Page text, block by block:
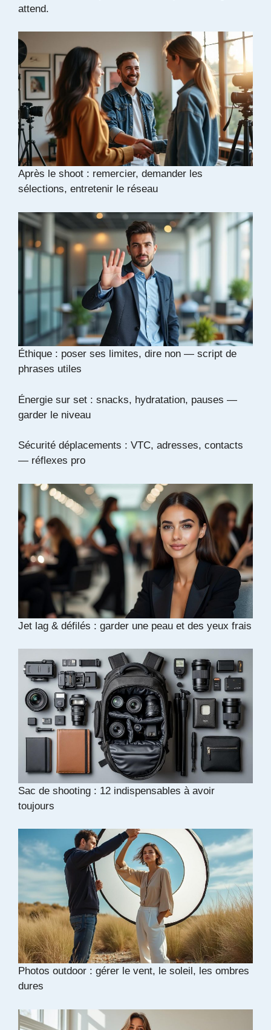
attend.
Après le shoot : remercier, demander les
sélections, entretenir le réseau
Éthique : poser ses limites, dire non — script de
phrases utiles
Énergie sur set : snacks, hydratation, pauses —
garder le niveau
Sécurité déplacements : VTC, adresses, contacts
— réflexes pro
Jet lag & défilés : garder une peau et des yeux frais
Sac de shooting : 12 indispensables à avoir
toujours
Photos outdoor : gérer le vent, le soleil, les ombres
dures